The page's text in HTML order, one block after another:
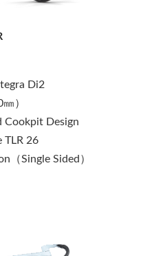
Di2
）
Cookpit Design
TLR 26
（Single Sided）